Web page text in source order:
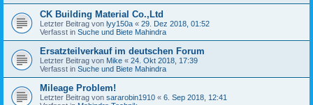
CK Building Material Co.,Ltd
Letzter Beitrag von lyy150a « 29. Dez 2018, 01:52
Verfasst in Suche und Biete Mahindra
Ersatzteilverkauf im deutschen Forum
Letzter Beitrag von Mike « 24. Okt 2018, 17:39
Verfasst in Suche und Biete Mahindra
Mileage Problem!
Letzter Beitrag von sararobin1910 « 6. Sep 2018, 12:41